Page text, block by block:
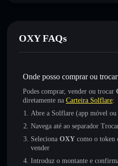
OXY FAQs
Onde posso comprar ou
Podes comprar, vender ou trocar
diretamente na Carteira Solflare:
Abre a Solflare (app móvel ou
Navega até ao separador
Seleciona OXY como o token
vender
Introduz o montante e